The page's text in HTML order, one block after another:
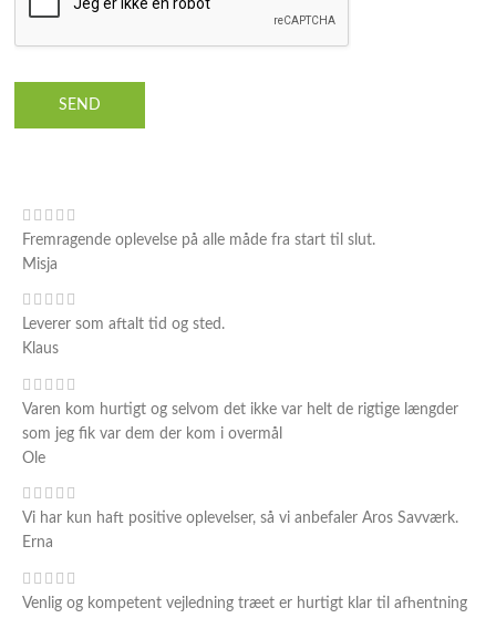
SEND
Fremragende oplevelse på alle måde fra start til slut.
Misja
Leverer som aftalt tid og sted.
Klaus
Varen kom hurtigt og selvom det ikke var helt de rigtige længder
som jeg fik var dem der kom i overmål
Ole
Vi har kun haft positive oplevelser, så vi anbefaler Aros Savværk.
Erna
Venlig og kompetent vejledning træet er hurtigt klar til afhentning